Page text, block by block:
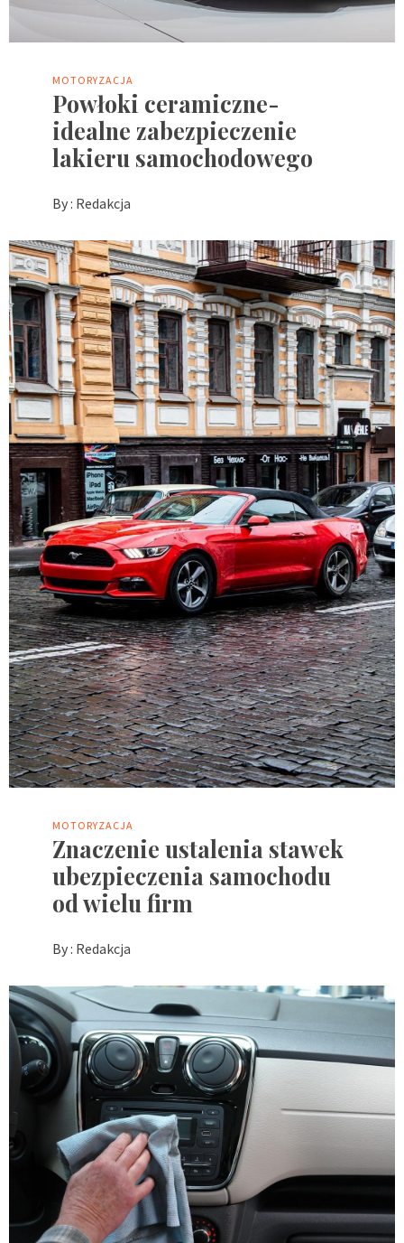
MOTORYZACJA
Powłoki ceramiczne-
idealne zabezpieczenie
lakieru samochodowego
By : Redakcja
MOTORYZACJA
Znaczenie ustalenia stawek
ubezpieczenia samochodu
od wielu firm
By : Redakcja